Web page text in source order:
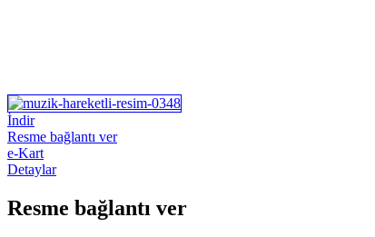
İndir
Resme bağlantı ver
e-Kart
Detaylar
Resme bağlantı ver